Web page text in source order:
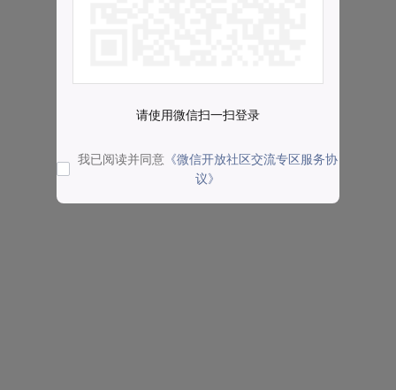
请使用微信扫一扫登录
我已阅读并同意 《微信开放社区交流专区服务协
议》